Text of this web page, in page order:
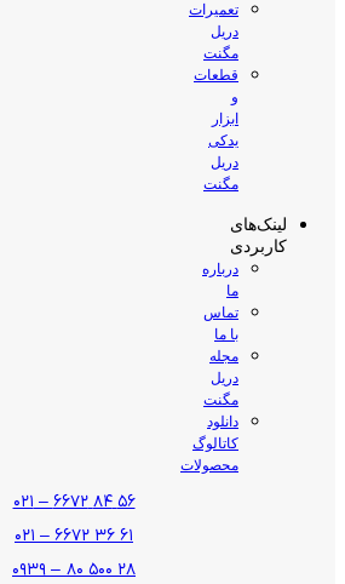
تعمیرات
دریل
مگنت
قطعات
و
ابزار
یدکی
دریل
مگنت
لینک‌های
کاربردی
درباره
ما
تماس
با ما
مجله
دریل
مگنت
دانلود
کاتالوگ
محصولات
۵۶ ۸۴ ۶۶۷۲ – ۰۲۱
۶۱ ۳۶ ۶۶۷۲ – ۰۲۱
۲۸ ۵۰۰ ۸۰ – ۰۹۳۹